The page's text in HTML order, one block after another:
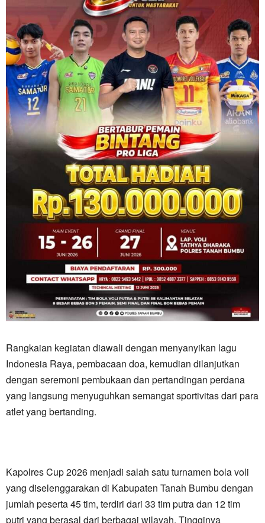
Rangkaian kegiatan diawali dengan menyanyikan lagu
Indonesia Raya, pembacaan doa, kemudian dilanjutkan
dengan seremoni pembukaan dan pertandingan perdana
yang langsung menyuguhkan semangat sportivitas dari para
atlet yang bertanding.
Kapolres Cup 2026 menjadi salah satu turnamen bola voli
yang diselenggarakan di Kabupaten Tanah Bumbu dengan
jumlah peserta 45 tim, terdiri dari 33 tim putra dan 12 tim
putri yang berasal dari berbagai wilayah. Tingginya